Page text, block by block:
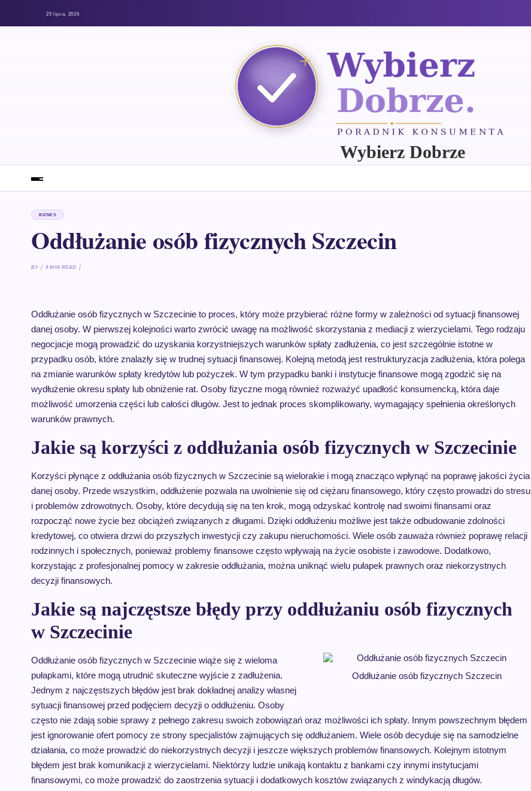
25 lipca, 2026
Wybierz Dobrze
BIZNES
Oddłużanie osób fizycznych Szczecin
BY 9 MIN READ
Oddłużanie osób fizycznych w Szczecinie to proces, który może przybierać różne formy w zależności od sytuacji finansowej
danej osoby. W pierwszej kolejności warto zwrócić uwagę na możliwość skorzystania z mediacji z wierzycielami. Tego rodzaju
negocjacje mogą prowadzić do uzyskania korzystniejszych warunków spłaty zadłużenia, co jest szczególnie istotne w
przypadku osób, które znalazły się w trudnej sytuacji finansowej. Kolejną metodą jest restrukturyzacja zadłużenia, która polega
na zmianie warunków spłaty kredytów lub pożyczek. W tym przypadku banki i instytucje finansowe mogą zgodzić się na
wydłużenie okresu spłaty lub obniżenie rat. Osoby fizyczne mogą również rozważyć upadłość konsumencką, która daje
możliwość umorzenia części lub całości długów. Jest to jednak proces skomplikowany, wymagający spełnienia określonych
warunków prawnych.
Jakie są korzyści z oddłużania osób fizycznych w Szczecinie
Korzyści płynące z oddłużania osób fizycznych w Szczecinie są wielorakie i mogą znacząco wpłynąć na poprawę jakości życia
danej osoby. Przede wszystkim, oddłużenie pozwala na uwolnienie się od ciężaru finansowego, który często prowadzi do stresu
i problemów zdrowotnych. Osoby, które decydują się na ten krok, mogą odzyskać kontrolę nad swoimi finansami oraz
rozpocząć nowe życie bez obciążeń związanych z długami. Dzięki oddłużeniu możliwe jest także odbudowanie zdolności
kredytowej, co otwiera drzwi do przyszłych inwestycji czy zakupu nieruchomości. Wiele osób zauważa również poprawę relacji
rodzinnych i społecznych, ponieważ problemy finansowe często wpływają na życie osobiste i zawodowe. Dodatkowo,
korzystając z profesjonalnej pomocy w zakresie oddłużania, można uniknąć wielu pułapek prawnych oraz niekorzystnych
decyzji finansowych.
Jakie są najczęstsze błędy przy oddłużaniu osób fizycznych
w Szczecinie
Oddłużanie osób fizycznych Szczecin
Oddłużanie osób fizycznych w Szczecinie wiąże się z wieloma
pułapkami, które mogą utrudnić skuteczne wyjście z zadłużenia.
Jednym z najczęstszych błędów jest brak dokładnej analizy własnej
sytuacji finansowej przed podjęciem decyzji o oddłużeniu. Osoby
często nie zdają sobie sprawy z pełnego zakresu swoich zobowiązań oraz możliwości ich spłaty. Innym powszechnym błędem
jest ignorowanie ofert pomocy ze strony specjalistów zajmujących się oddłużaniem. Wiele osób decyduje się na samodzielne
działania, co może prowadzić do niekorzystnych decyzji i jeszcze większych problemów finansowych. Kolejnym istotnym
błędem jest brak komunikacji z wierzycielami. Niektórzy ludzie unikają kontaktu z bankami czy innymi instytucjami
finansowymi, co może prowadzić do zaostrzenia sytuacji i dodatkowych kosztów związanych z windykacją długów.